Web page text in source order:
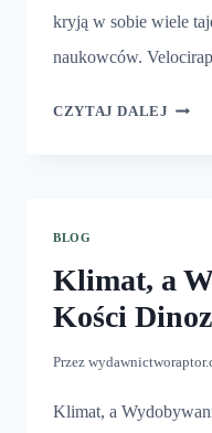
kryją w sobie wiele
naukowców.
CZYTAJ DALEJ
BLOG
Klimat, a
Kości
Przez
Klimat, a